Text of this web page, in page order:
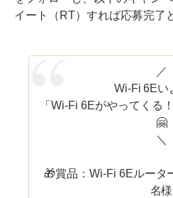
イート（RT）すれば応募完了
／
Wi-Fi 6Eい
「Wi-Fi 6Eがやってくる
🤗
＼
🎁賞品：Wi-Fi 6Eルータ
名様